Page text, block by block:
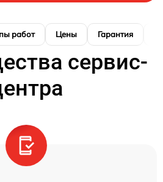
работ Цены Гарантия
сервис-